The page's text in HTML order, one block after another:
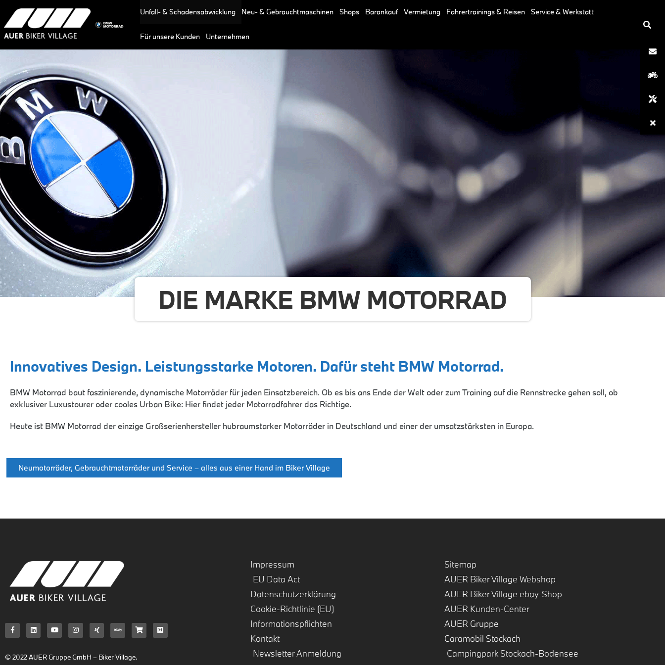
Unfall- & Schadensabwicklung Neu- & Gebrauchtmaschinen Shops Barankauf Vermietung Fahrertrainings & Reisen Service & Werkstatt
Für unsere Kunden Unternehmen
DIE MARKE BMW MOTORRAD
Innovatives Design. Leistungsstarke Motoren. Dafür steht BMW Motorrad.
BMW Motorrad baut faszinierende, dynamische Motorräder für jeden Einsatzbereich. Ob es bis ans Ende der Welt oder zum Training auf die Rennstrecke gehen soll, ob
exklusiver Luxustourer oder cooles Urban Bike: Hier findet jeder Motorradfahrer das Richtige.
Heute ist BMW Motorrad der einzige Großserienhersteller hubraumstarker Motorräder in Deutschland und einer der umsatzstärksten in Europa.
Neumotorräder, Gebrauchtmotorräder und Service – alles aus einer Hand im Biker Village
© 2022 AUER Gruppe GmbH – Biker Village.
Impressum
EU Data Act
Datenschutzerklärung
Cookie-Richtlinie (EU)
Informationspflichten
Kontakt
Newsletter Anmeldung
Sitemap
AUER Biker Village Webshop
AUER Biker Village ebay-Shop
AUER Kunden-Center
AUER Gruppe
Caramobil Stockach
Campingpark Stockach-Bodensee